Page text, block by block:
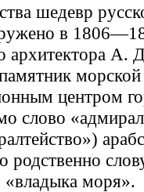
шедевр
в
архитектора А.
центром
слово
родственно
«владыка моря».